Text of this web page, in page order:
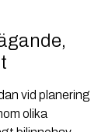
vid planering
olika